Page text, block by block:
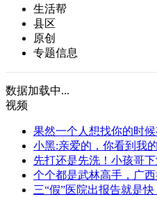
生活帮
县区
原创
专题信息
数据加载中...
视频
果然一个人想找你的时
小黑:亲爱的，你看到我
先打还是先洗！小孩哥
个个都是武林高手，广
三“假”医院出报告就是